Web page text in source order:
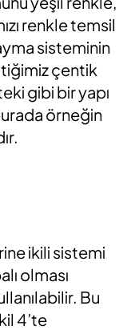
renkle temsil
sisteminin
çentik
gibi bir yapı
örneğin
ikili sistemi
olması
Bu
4’te